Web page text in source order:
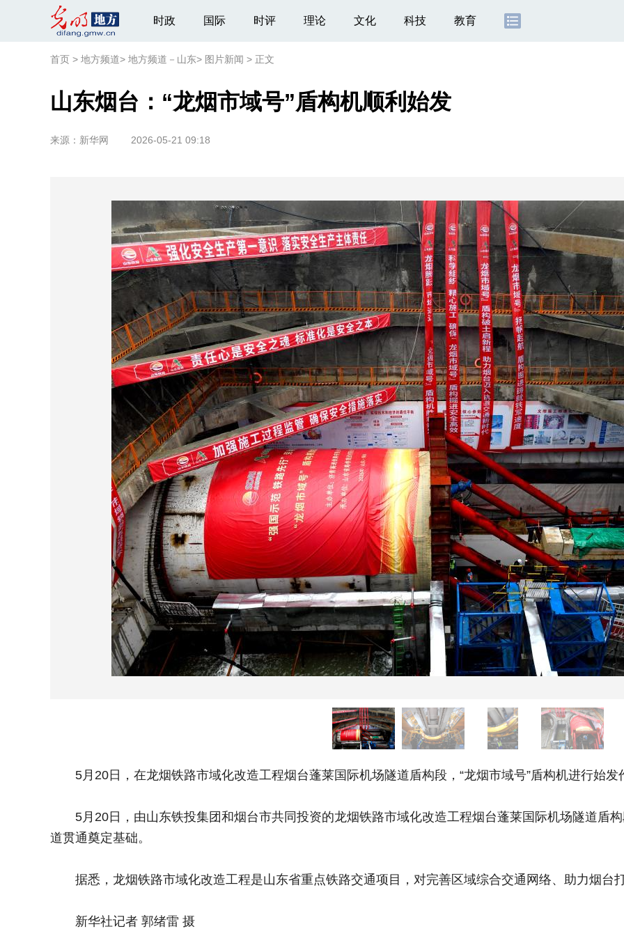
时政 国际 时评 理论 文化 科技 教育
首页 > 地方频道> 地方频道－山东> 图片新闻 > 正文
山东烟台：“龙烟市域号”盾构机顺利始发
来源： 新华网 2026-05-21 09:18
5月20日，在龙烟铁路市域化改造工程烟台蓬莱国际机场隧道盾构段，“龙烟市域号”盾构机进行始发
5月20日，由山东铁投集团和烟台市共同投资的龙烟铁路市域化改造工程烟台蓬莱国际机场隧道盾
道贯通奠定基础。
据悉，龙烟铁路市域化改造工程是山东省重点铁路交通项目，对完善区域综合交通网络、助力烟台
新华社记者 郭绪雷 摄